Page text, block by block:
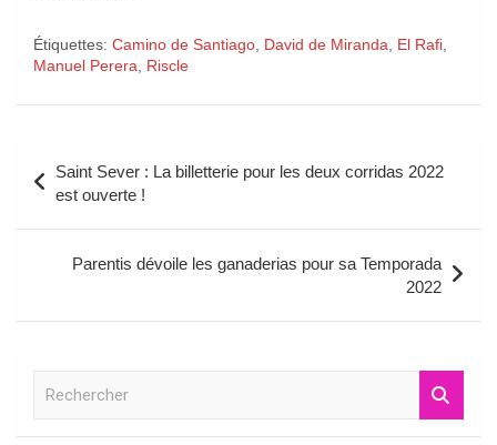
Étiquettes: Camino de Santiago David de Miranda El Rafi
Manuel Perera
Riscle
de
l’article
Saint Sever : La billetterie pour les deux corridas 2022
est ouverte !
Parentis dévoile les ganaderias pour sa Temporada
2022